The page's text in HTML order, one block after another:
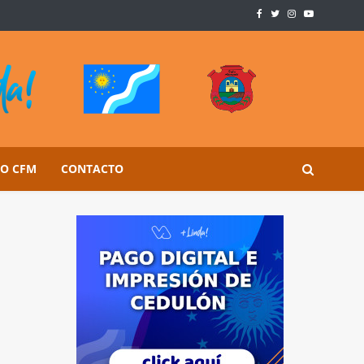
CFM CONTACTO